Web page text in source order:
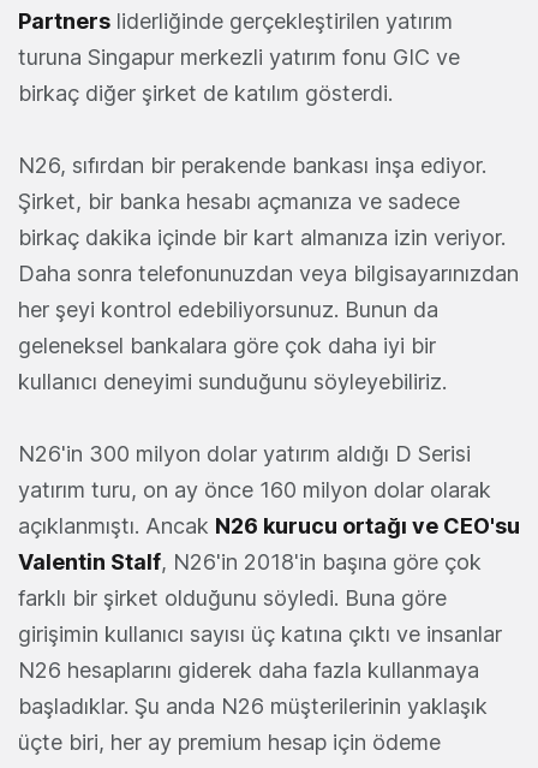
Partners liderliğinde gerçekleştirilen yatırım
turuna Singapur merkezli yatırım fonu GIC ve
birkaç diğer şirket de katılım gösterdi.
N26, sıfırdan bir perakende bankası inşa ediyor.
Şirket, bir banka hesabı açmanıza ve sadece
birkaç dakika içinde bir kart almanıza izin veriyor.
Daha sonra telefonunuzdan veya bilgisayarınızdan
her şeyi kontrol edebiliyorsunuz. Bunun da
geleneksel bankalara göre çok daha iyi bir
kullanıcı deneyimi sunduğunu söyleyebiliriz.
N26'in 300 milyon dolar yatırım aldığı D Serisi
yatırım turu, on ay önce 160 milyon dolar olarak
açıklanmıştı. Ancak N26 kurucu ortağı ve CEO'su
Valentin Stalf, N26'in 2018'in başına göre çok
farklı bir şirket olduğunu söyledi. Buna göre
girişimin kullanıcı sayısı üç katına çıktı ve insanlar
N26 hesaplarını giderek daha fazla kullanmaya
başladıklar. Şu anda N26 müşterilerinin yaklaşık
üçte biri, her ay premium hesap için ödeme